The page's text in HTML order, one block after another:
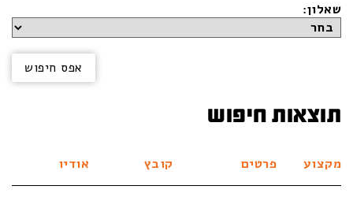
שאלון:
תוצאות חיפוש
מקצוע פרטים קובץ אודיו